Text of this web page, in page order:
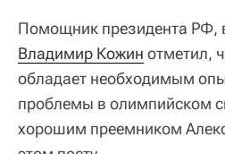
Помощник президента РФ,
Владимир Кожин отметил,
обладает необходимым
проблемы в олимпийском
хорошим преемником